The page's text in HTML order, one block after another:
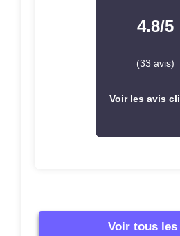
4.8/5
(33 avis)
Voir les avis
Voir tous les